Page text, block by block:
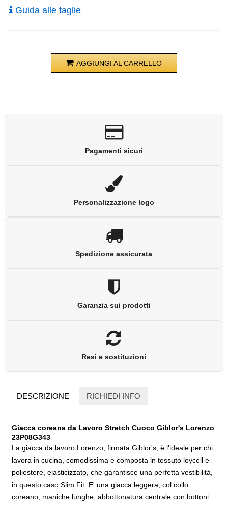
Guida alle taglie
AGGIUNGI AL CARRELLO
Pagamenti sicuri
Personalizzazione logo
Spedizione assicurata
Garanzia sui prodotti
Resi e sostituzioni
DESCRIZIONE RICHIEDI INFO
Giacca coreana da Lavoro Stretch Cuoco Giblor's Lorenzo
23P08G343
La giacca da lavoro Lorenzo, firmata Giblor's, è l'ideale per chi
lavora in cucina, comodissima e composta in tessuto loycell e
poliestere, elasticizzato, che garantisce una perfetta vestibilità,
in questo caso Slim Fit. E' una giacca leggera, col collo
coreano, maniche lunghe, abbottonatura centrale con bottoni